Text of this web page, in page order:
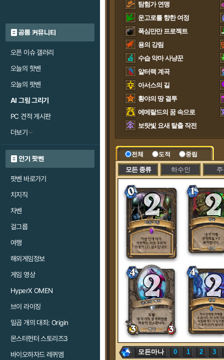
공통 커뮤니티
오픈 이슈 갤러리
오늘의 핫벤
오늘의 팟벤
AI 그림 그리기
PC 견적 게시판
더보기
인기 팟벤
팟벤 바로가기
치지직
차벤
걸그룹
여행
해외게임정보
게임 영상
HyperX OMEN
브이 라이징
일곱 개의 대죄: Origin
몬스터헌터 스토리즈3
바이오하자드 레퀴엠
탐험가 연맹
운고로를 향한 여정
폭심만만 프로젝트
용의 강림
수습 악마 사냥꾼
알터랙 계곡
아서스의 길
황야의 땅 결투
에메랄드의 꿈 속으로
보랏빛 요새 탈출 작전
전체 도적 중립
모든 종류 하수인
모든마나 0 1 2 3